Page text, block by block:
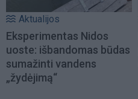
Aktualijos
Eksperimentas Nidos
uoste: išbandomas būdas
sumažinti vandens
„žydėjimą“